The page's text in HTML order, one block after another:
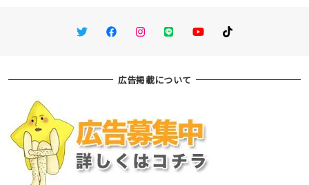
TwitterFacebookInstagram
LINE You TubeTikTok
広告掲載について